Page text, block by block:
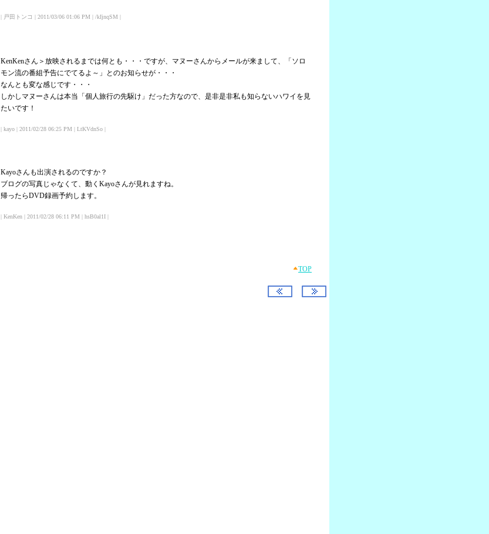
| 戸田トンコ | 2011/03/06 01:06 PM | /kIjnqSM |
KenKenさん＞放映されるまでは何とも・・・ですが、マヌーさんからメールが来まして、「ソロ
モン流の番組予告にでてるよ～」とのお知らせが・・・
なんとも変な感じです・・・
しかしマヌーさんは本当「個人旅行の先駆け」だった方なので、是非是非私も知らないハワイを見
たいです！
| kayo | 2011/02/28 06:25 PM | LtKVdnSo |
Kayoさんも出演されるのですか？
ブログの写真じゃなくて、動くKayoさんが見れますね。
帰ったらDVD録画予約します。
| KenKen | 2011/02/28 06:11 PM | hsB0al1I |
TOP